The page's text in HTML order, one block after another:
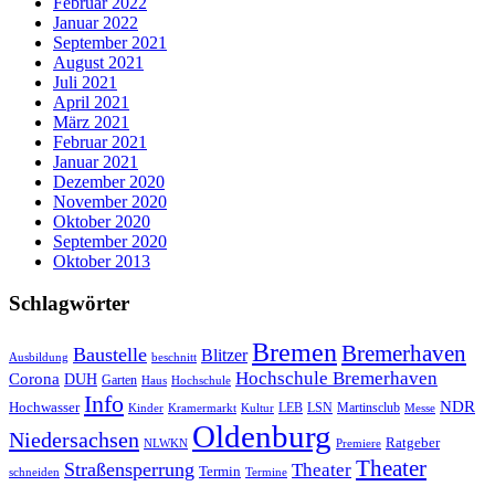
Januar 2022
September 2021
August 2021
Juli 2021
April 2021
März 2021
Februar 2021
Januar 2021
Dezember 2020
November 2020
Oktober 2020
September 2020
Oktober 2013
Schlagwörter
Ausbildung Baustelle beschnitt Blitzer Bremen Bremerhaven
Corona DUH Garten Haus Hochschule Hochschule Bremerhaven
Hochwasser Info Kinder Kramermarkt Kultur LEB LSN Martinsclub Messe NDR
Niedersachsen NLWKN Oldenburg Premiere Ratgeber
schneiden Straßensperrung Termin Termine Theater Theater